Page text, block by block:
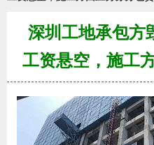
深圳工地承包方
工资悬空，施工